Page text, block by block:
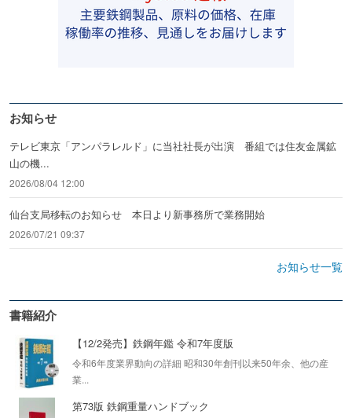
お知らせ
テレビ東京「アンパラレルド」に当社社長が出演 番組では住友金属鉱
山の機...
2026/08/04 12:00
仙台支局移転のお知らせ 本日より新事務所で業務開始
2026/07/21 09:37
お知らせ一覧
書籍紹介
【12/2発売】鉄鋼年鑑 令和7年度版
令和6年度業界動向の詳細 昭和30年創刊以来50年余、他の産
業...
第73版 鉄鋼重量ハンドブック